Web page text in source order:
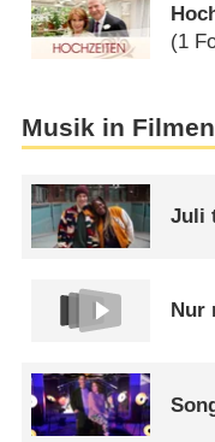
(1
Musik in Filmen
Juli
Nur